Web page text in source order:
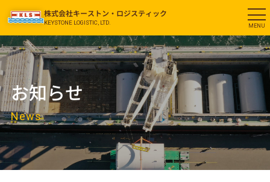
株式会社キーストン・ロジスティック
KEYSTONE LOGISTIC, LTD.
お知らせ
News